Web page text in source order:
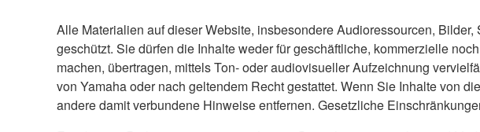
Alle Materialien auf dieser Website, insbesondere Audioressourcen,
geschützt. Sie dürfen die Inhalte weder für geschäftliche, kommerzielle
machen, übertragen, mittels Ton- oder audiovisueller Aufzeichnung
von Yamaha oder nach geltendem Recht gestattet. Wenn Sie Inhalte von
andere damit verbundene Hinweise entfernen. Gesetzliche